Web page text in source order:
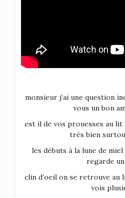
monsieur j’ai une question
vous un bon
est il de vos prouesses au
très bien
les débuts à la lune de
regarde
clin d’oeil on se retrouve au
vois